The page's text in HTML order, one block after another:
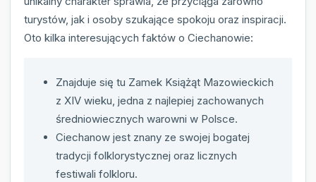
turystów, jak i osoby szukające spokoju oraz inspiracji.
Oto kilka interesujących faktów o Ciechanowie:
Znajduje się tu Zamek Książąt Mazowieckich
z XIV wieku, jedna z najlepiej zachowanych
średniowiecznych warowni w Polsce.
Ciechanow jest znany ze swojej bogatej
tradycji folklorystycznej oraz licznych
festiwali folkloru.